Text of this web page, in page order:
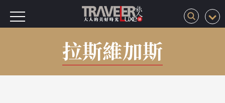
拉斯維加斯